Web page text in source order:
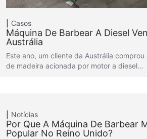
Casos
Máquina De Barbear A Diesel
Austrália
Este ano, um cliente da Austrália
de madeira acionada por motor a diesel…
Notícias
Por Que A Máquina De Barbear
Popular No Reino Unido?